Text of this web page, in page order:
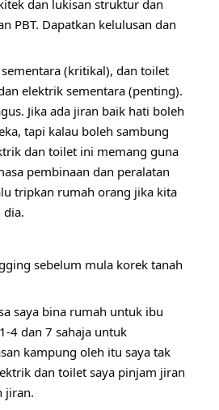
dan lukisan struktur dan
PBT. Dapatkan kelulusan dan
(kritikal), dan toilet
elektrik sementara (penting).
Jika ada jiran baik hati boleh
tapi kalau boleh sambung
dan toilet ini memang guna
pembinaan dan peralatan
tripkan rumah orang jika kita
dia.
sebelum mula korek tanah
saya bina rumah untuk ibu
4 dan 7 sahaja untuk
kampung oleh itu saya tak
dan toilet saya pinjam jiran
jiran.